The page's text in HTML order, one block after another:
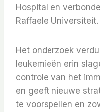
Hospital en
Raffaele Universiteit.
Het onderzoek
leukemieën erin
controle van het
en geeft nieuwe
te voorspellen en